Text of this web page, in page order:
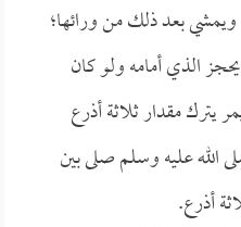
ويمشي بعد ذلك من ورائها؛
الذي أمامه ولو كان
يترك مقدار ثلاثة أذرع
الله عليه وسلم صلى بين
أذرع.